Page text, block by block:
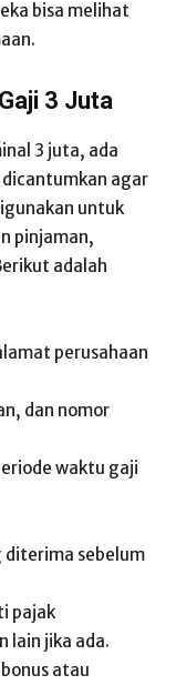
bisa melihat
3 Juta
3 juta, ada
agar
untuk
pinjaman,
adalah
perusahaan
dan nomor
waktu gaji
diterima sebelum
pajak
lain jika ada.
atau